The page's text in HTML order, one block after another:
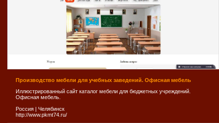
Производство мебели для учебных заведений. Офисная мебель
Иллюстрированный сайт каталог мебели для бюджетных учреждений.
Офисная мебель.
Россия | Челябинск
http://www.pkmt74.ru/